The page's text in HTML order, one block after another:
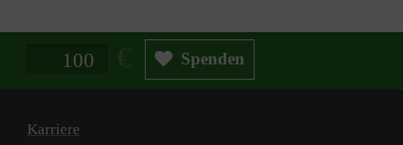
Spendenbetrag in Euro Spenden
Karriere